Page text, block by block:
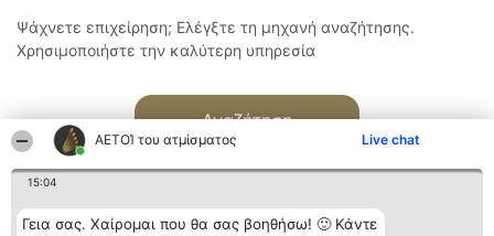
ΑΕΤΟΊ του ατμίσματος Live chat
15:04
Γεια σας. Χαίρομαι που θα σας βοηθήσω! 🙂 Κάντε
Ψάχνετε επιχείρηση; Ελέγξτε τη μηχανή αναζήτησης.
Χρησιμοποιήστε την καλύτερη υπηρεσία
Αναζήτηση